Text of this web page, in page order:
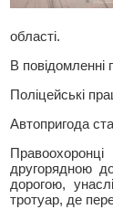
області.
В повідомленні
Поліцейські
Автопригода
другорядною
дорогою,
тротуар, де